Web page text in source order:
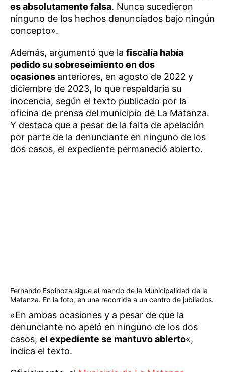
es absolutamente falsa. Nunca sucedieron
ninguno de los hechos denunciados bajo ningún
concepto».
Además, argumentó que la fiscalía había
pedido su sobreseimiento en dos
ocasiones anteriores, en agosto de 2022 y
diciembre de 2023, lo que respaldaría su
inocencia, según el texto publicado por la
oficina de prensa del municipio de La Matanza.
Y destaca que a pesar de la falta de apelación
por parte de la denunciante en ninguno de los
dos casos, el expediente permaneció abierto.
Fernando Espinoza sigue al mando de la Municipalidad de la
Matanza. En la foto, en una recorrida a un centro de jubilados.
«En ambas ocasiones y a pesar de que la
denunciante no apeló en ninguno de los dos
casos, el expediente se mantuvo abierto«,
indica el texto.